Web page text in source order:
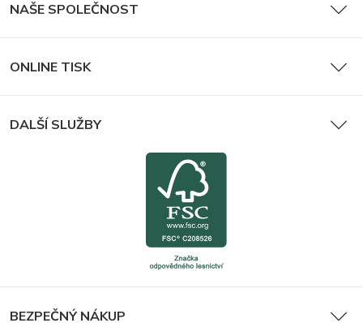
NAŠE SPOLEČNOST
ONLINE TISK
DALŠÍ SLUŽBY
BEZPEČNÝ NÁKUP